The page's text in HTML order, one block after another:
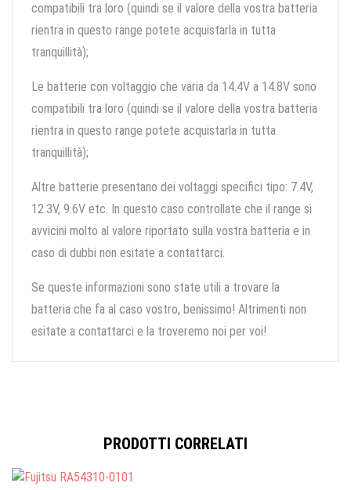
compatibili tra loro (quindi se il valore della vostra batteria
rientra in questo range potete acquistarla in tutta
tranquillità);
Le batterie con voltaggio che varia da 14.4V a 14.8V sono
compatibili tra loro (quindi se il valore della vostra batteria
rientra in questo range potete acquistarla in tutta
tranquillità);
Altre batterie presentano dei voltaggi specifici tipo: 7.4V,
12.3V, 9.6V etc. In questo caso controllate che il range si
avvicini molto al valore riportato sulla vostra batteria e in
caso di dubbi non esitate a contattarci.
Se queste informazioni sono state utili a trovare la
batteria che fa al caso vostro, benissimo! Altrimenti non
esitate a contattarci e la troveremo noi per voi!
PRODOTTI CORRELATI